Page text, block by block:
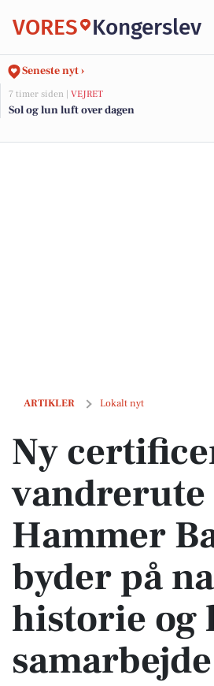
VORES Kongerslev
Seneste nyt ›
7 timer siden | VEJRET
Sol og lun luft over dagen
ARTIKLER Lokalt nyt
Ny certificeret vandrerute i Hammer
Ny
Hammer
byder på
historie og
samarbejde